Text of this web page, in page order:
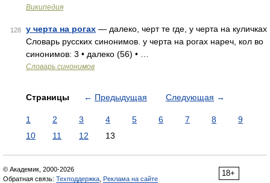
Википедия
128 у черта на рогах — далеко, черт те где, у черта на куличках
Словарь русских синонимов. у черта на рогах нареч, кол во
синонимов: 3 • далеко (56) • …
Словарь синонимов
Страницы ← Предыдущая Следующая →
1 2 3 4 5 6 7 8
9
10
11 12 13
18+
© Академик, 2000-2026
Обратная связь: Техподдержка Реклама на сайте